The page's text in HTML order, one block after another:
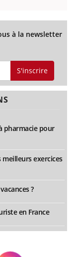
à la newsletter
S'inscrire
pharmacie pour
exercices
?
en France